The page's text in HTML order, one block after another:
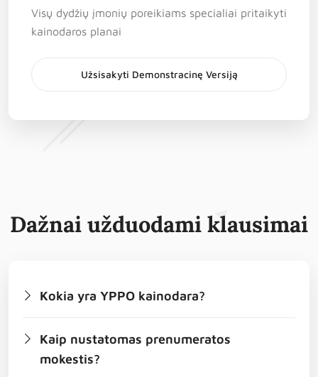
Visų dydžių įmonių poreikiams specialiai pritaikyti
kainodaros planai
Užsisakyti Demonstracinę Versiją
Dažnai užduodami klausimai
Kokia yra YPPO kainodara?
prenumeratos pagrindu, o įmokos mokamos
kiekvieno prenumeratos laikotarpio pradžioje.
Kaip nustatomas prenumeratos
mokestis?